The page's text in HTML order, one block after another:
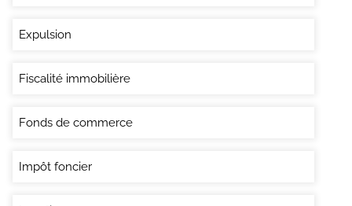
Expulsion
Fiscalité immobilière
Fonds de commerce
Impôt foncier